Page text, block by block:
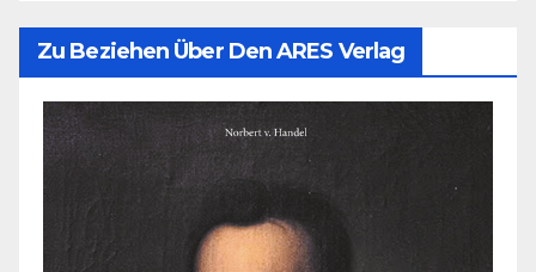
Zu Beziehen Über Den ARES Verlag